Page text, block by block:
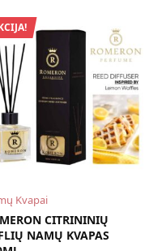
Kvapai
CITRININIŲ
NAMŲ KVAPAS